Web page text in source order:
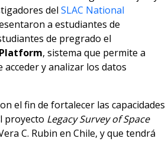
del SLAC National
a estudiantes de
de pregrado el
Platform, sistema que permite a
acceder y analizar los datos
el fin de fortalecer las capacidades
proyecto Legacy Survey of Space
C. Rubin en Chile, y que tendrá